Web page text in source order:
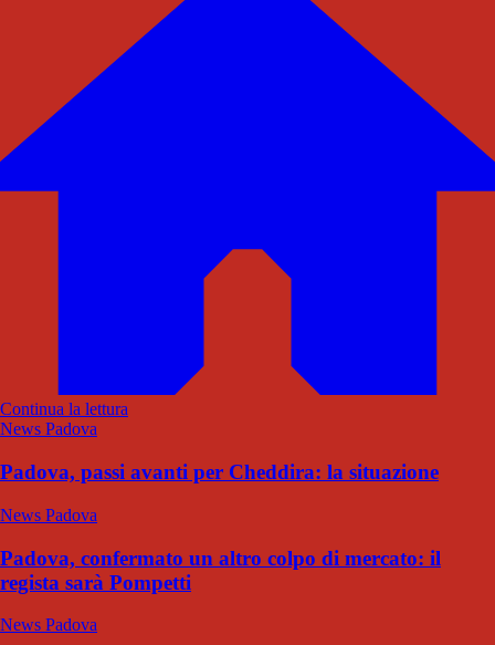
Continua la lettura
News Padova
Padova, passi avanti per Cheddira: la situazione
News Padova
Padova, confermato un altro colpo di mercato: il
regista sarà Pompetti
News Padova